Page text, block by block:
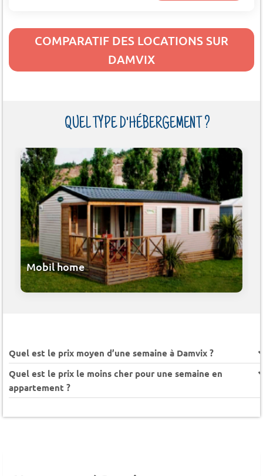
COMPARATIF DES LOCATIONS SUR
DAMVIX
QUEL TYPE D'HÉBERGEMENT ?
Mobil home
Quel est le prix moyen d’une semaine à Damvix ?
Quel est le prix le moins cher pour une semaine en
appartement ?